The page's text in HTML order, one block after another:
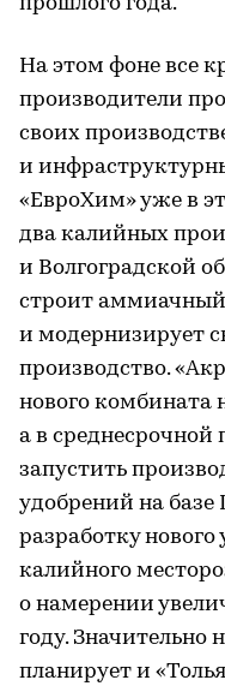
прошлого года.
На этом фоне все
производители
своих
и
«ЕвроХим» уже в
два калийных
и Волгоградской
строит аммиачный
и модернизирует
производство.
нового комбината
а в среднесрочной
запустить
удобрений на
разработку
калийного
о намерении
году. Значительно
планирует и